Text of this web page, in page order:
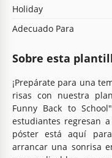
Holiday
Adecuado Para
Sobre esta
¡Prepárate para una
risas con nuestra
Funny Back to
estudiantes regresan
póster está aquí
arrancar una sonrisa